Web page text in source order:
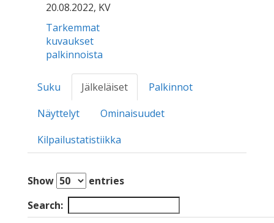
20.08.2022, KV
Tarkemmat
kuvaukset
palkinnoista
Suku Jälkeläiset
Palkinnot
Näyttelyt
Ominaisuudet
Kilpailustatistiikka
Show
entries
Search: